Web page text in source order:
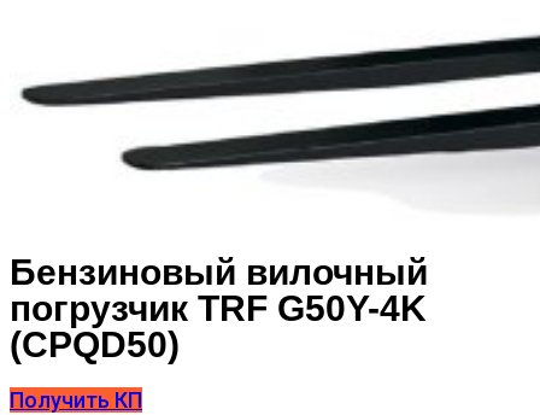
Бензиновый вилочный
погрузчик TRF G50Y-4K
(CPQD50)
Получить КП